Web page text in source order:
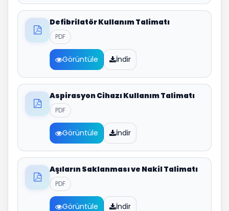
Defibrilatör Kullanım Talimatı
PDF
Görüntüle İndir
Aspirasyon Cihazı Kullanım Talimatı
PDF
Görüntüle İndir
Aşıların Saklanması ve Nakil Talimatı
PDF
Görüntüle İndir